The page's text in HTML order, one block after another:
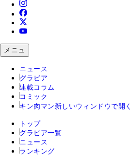
メニュ
ニュース
グラビア
連載コラム
コミック
キン肉マン 新しいウィンドウで開く
トップ
グラビア一覧
ニュース
ランキング